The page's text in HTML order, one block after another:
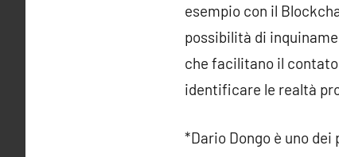
esempio con il
possibilità di
che facilitano il
identificare le realtà
*Dario Dongo è uno